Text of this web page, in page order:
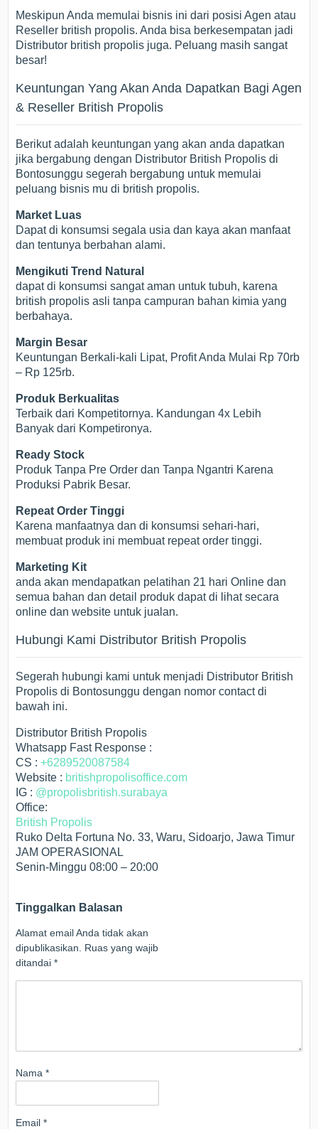
Meskipun Anda memulai bisnis ini dari posisi Agen atau
Reseller british propolis. Anda bisa berkesempatan jadi
Distributor british propolis juga. Peluang masih sangat
besar!
Keuntungan Yang Akan Anda Dapatkan Bagi Agen
& Reseller British Propolis
Berikut adalah keuntungan yang akan anda dapatkan
jika bergabung dengan Distributor British Propolis di
Bontosunggu segerah bergabung untuk memulai
peluang bisnis mu di british propolis.
Market Luas
Dapat di konsumsi segala usia dan kaya akan manfaat
dan tentunya berbahan alami.
Mengikuti Trend Natural
dapat di konsumsi sangat aman untuk tubuh, karena
british propolis asli tanpa campuran bahan kimia yang
berbahaya.
Margin Besar
Keuntungan Berkali-kali Lipat, Profit Anda Mulai Rp 70rb
– Rp 125rb.
Produk Berkualitas
Terbaik dari Kompetitornya. Kandungan 4x Lebih
Banyak dari Kompetironya.
Ready Stock
Produk Tanpa Pre Order dan Tanpa Ngantri Karena
Produksi Pabrik Besar.
Repeat Order Tinggi
Karena manfaatnya dan di konsumsi sehari-hari,
membuat produk ini membuat repeat order tinggi.
Marketing Kit
anda akan mendapatkan pelatihan 21 hari Online dan
semua bahan dan detail produk dapat di lihat secara
online dan website untuk jualan.
Hubungi Kami Distributor British Propolis
Segerah hubungi kami untuk menjadi Distributor British
Propolis di Bontosunggu dengan nomor contact di
bawah ini.
Distributor British Propolis
Whatsapp Fast Response :
CS :+6289520087584
Website : britishpropolisoffice.com
IG : @propolisbritish.surabaya
Office:
British Propolis
Ruko Delta Fortuna No. 33, Waru, Sidoarjo, Jawa Timur
JAM OPERASIONAL
Senin-Minggu 08:00 – 20:00
Tinggalkan Balasan
Alamat email Anda tidak akan
dipublikasikan.
Ruas yang wajib
ditandai*
Nama*
Email*